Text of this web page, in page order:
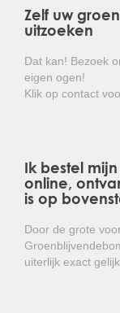
Zelf uw
uitzoeken
Dat kan! Bezoek
eigen ogen!
Klik op contact
Ik bestel
online,
is op
Door de grote
uiterlijk exact